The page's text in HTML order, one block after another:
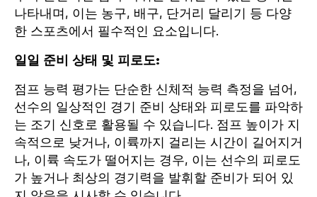
나타내며, 이는 농구, 배구, 단거리 달리기 등 다양
한 스포츠에서 필수적인 요소입니다.
일일 준비 상태 및 피로도:
점프 능력 평가는 단순한 신체적 능력 측정을 넘어,
선수의 일상적인 경기 준비 상태와 피로도를 파악하
는 조기 신호로 활용될 수 있습니다. 점프 높이가 지
속적으로 낮거나, 이륙까지 걸리는 시간이 길어지거
나, 이륙 속도가 떨어지는 경우, 이는 선수의 피로도
가 높거나 최상의 경기력을 발휘할 준비가 되어 있